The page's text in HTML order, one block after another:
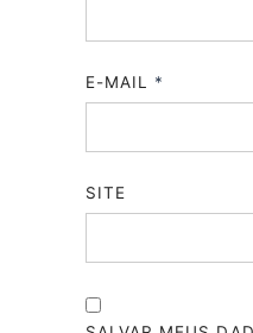
E-MAIL *
SITE